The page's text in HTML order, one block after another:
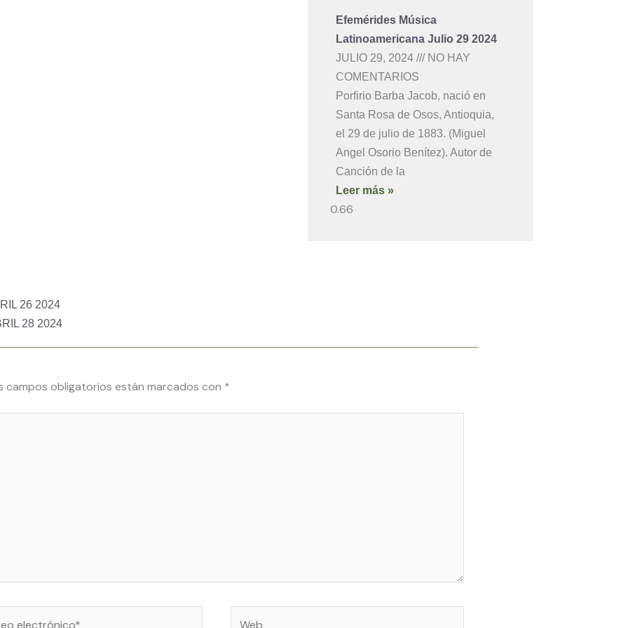
Efemérides Música
Latinoamericana Julio 29 2024
JULIO 29, 2024
NO HAY
COMENTARIOS
Porfirio Barba Jacob, nació en
Santa Rosa de Osos, Antioquia,
el 29 de julio de 1883. (Miguel
Angel Osorio Benítez). Autor de
Canción de la
Leer más »
26 2024
28 2024
campos obligatorios están marcados con *